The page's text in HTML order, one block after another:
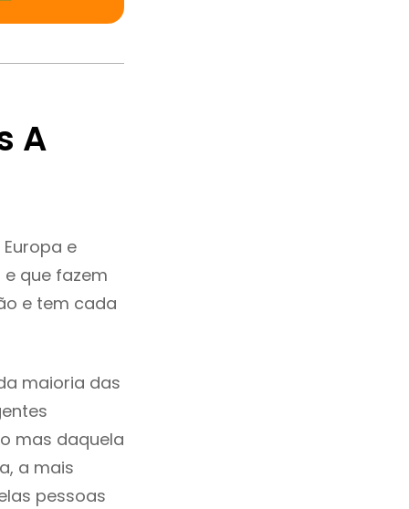
A
e
que fazem
e tem cada
maioria das
mas daquela
a mais
pessoas